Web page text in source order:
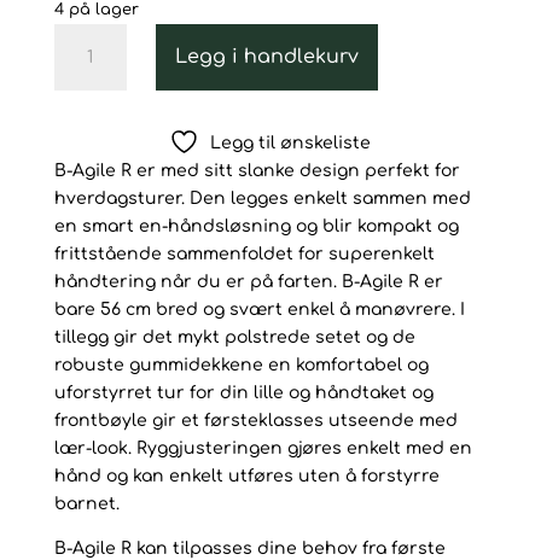
4.295kr.3.295kr.
4 på lager
Black
m/
Brunt
Håndtak
antall
Legg i handlekurv
Legg til ønskeliste
B-Agile R er med sitt slanke design perfekt for
hverdagsturer. Den legges enkelt sammen med
en smart en-håndsløsning og blir kompakt og
frittstående sammenfoldet for superenkelt
håndtering når du er på farten. B-Agile R er
bare 56 cm bred og svært enkel å manøvrere. I
tillegg gir det mykt polstrede setet og de
robuste gummidekkene en komfortabel og
uforstyrret tur for din lille og håndtaket og
frontbøyle gir et førsteklasses utseende med
lær-look. Ryggjusteringen gjøres enkelt med en
hånd og kan enkelt utføres uten å forstyrre
barnet.
B-Agile R kan tilpasses dine behov fra første